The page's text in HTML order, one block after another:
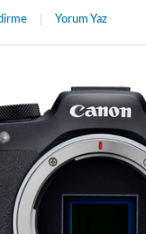
Yorum Yaz